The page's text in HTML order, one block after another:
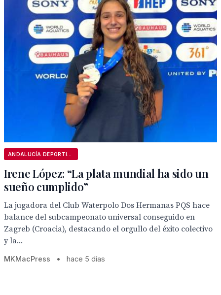
Irene López: “La plata mundial ha sido un
sueño cumplido”
La jugadora del Club Waterpolo Dos Hermanas PQS hace
balance del subcampeonato universal conseguido en
Zagreb (Croacia), destacando el orgullo del éxito colectivo
y la...
MKMacPress • hace 5 días